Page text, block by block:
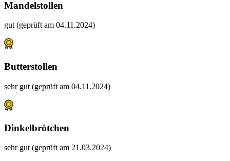
Mandelstollen
gut (geprüft am 04.11.2024)
Butterstollen
sehr gut (geprüft am 04.11.2024)
Dinkelbrötchen
sehr gut (geprüft am 21.03.2024)